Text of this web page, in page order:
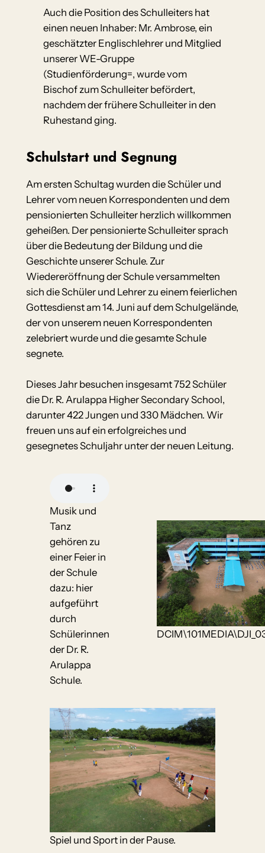
Auch die Position des Schulleiters hat
einen neuen Inhaber: Mr. Ambrose, ein
geschätzter Englischlehrer und Mitglied
unserer WE-Gruppe
(Studienförderung=, wurde vom
Bischof zum Schulleiter befördert,
nachdem der frühere Schulleiter in den
Ruhestand ging.
Schulstart und Segnung
Am ersten Schultag wurden die Schüler und
Lehrer vom neuen Korrespondenten und dem
pensionierten Schulleiter herzlich willkommen
geheißen. Der pensionierte Schulleiter sprach
über die Bedeutung der Bildung und die
Geschichte unserer Schule. Zur
Wiedereröffnung der Schule versammelten
sich die Schüler und Lehrer zu einem feierlichen
Gottesdienst am 14. Juni auf dem Schulgelände,
der von unserem neuen Korrespondenten
zelebriert wurde und die gesamte Schule
segnete.
Dieses Jahr besuchen insgesamt 752 Schüler
die Dr. R. Arulappa Higher Secondary School,
darunter 422 Jungen und 330 Mädchen. Wir
freuen uns auf ein erfolgreiches und
gesegnetes Schuljahr unter der neuen Leitung.
Musik und
Tanz
gehören zu
einer Feier in
der Schule
dazu: hier
aufgeführt
durch
Schülerinnen
der Dr. R.
Arulappa
Schule.
Spiel und Sport in der Pause.